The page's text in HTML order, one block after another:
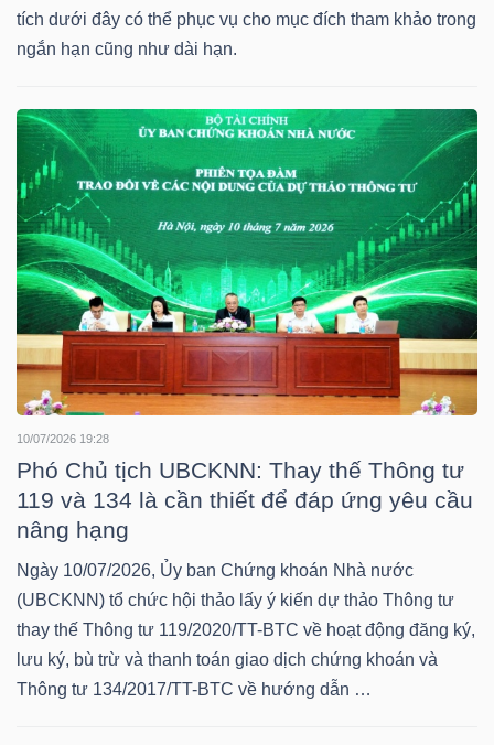
tích dưới đây có thể phục vụ cho mục đích tham khảo trong
ngắn hạn cũng như dài hạn.
10/07/2026 19:28
Phó Chủ tịch UBCKNN: Thay thế Thông tư
119 và 134 là cần thiết để đáp ứng yêu cầu
nâng hạng
Ngày 10/07/2026, Ủy ban Chứng khoán Nhà nước
(UBCKNN) tổ chức hội thảo lấy ý kiến dự thảo Thông tư
thay thế Thông tư 119/2020/TT-BTC về hoạt động đăng ký,
lưu ký, bù trừ và thanh toán giao dịch chứng khoán và
Thông tư 134/2017/TT-BTC về hướng dẫn …
CÔNG
CỤ
ĐẦU
TƯ
TRUY
XUẤT
DỮ
Ngành
(-)
VS-
SECTOR